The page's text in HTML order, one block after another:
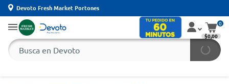
Devoto Fresh Market Portones
0
$0,00